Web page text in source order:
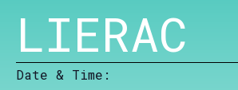
LIERAC
Date & Time: